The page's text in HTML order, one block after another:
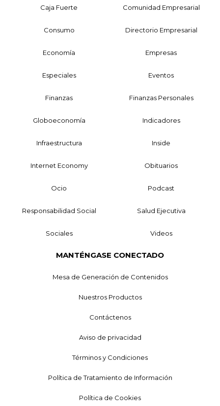
Caja Fuerte Comunidad Empresarial
Consumo Directorio Empresarial
Economía Empresas
Especiales Eventos
Finanzas Finanzas Personales
Globoeconomía Indicadores
Infraestructura Inside
Internet Economy Obituarios
Ocio Podcast
Responsabilidad Social Salud Ejecutiva
Sociales Videos
MANTÉNGASE CONECTADO
Mesa de Generación de Contenidos
Nuestros Productos
Contáctenos
Aviso de privacidad
Términos y Condiciones
Política de Tratamiento de Información
Política de Cookies